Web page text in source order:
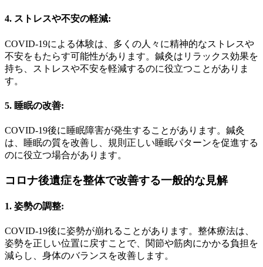
4. ストレスや不安の軽減:
COVID-19による体験は、多くの人々に精神的なストレスや
不安をもたらす可能性があります。鍼灸はリラックス効果を
持ち、ストレスや不安を軽減するのに役立つことがありま
す。
5. 睡眠の改善:
COVID-19後に睡眠障害が発生することがあります。鍼灸
は、睡眠の質を改善し、規則正しい睡眠パターンを促進する
のに役立つ場合があります。
コロナ後遺症を整体で改善する一般的な見解
1. 姿勢の調整:
COVID-19後に姿勢が崩れることがあります。整体療法は、
姿勢を正しい位置に戻すことで、関節や筋肉にかかる負担を
減らし、身体のバランスを改善します。